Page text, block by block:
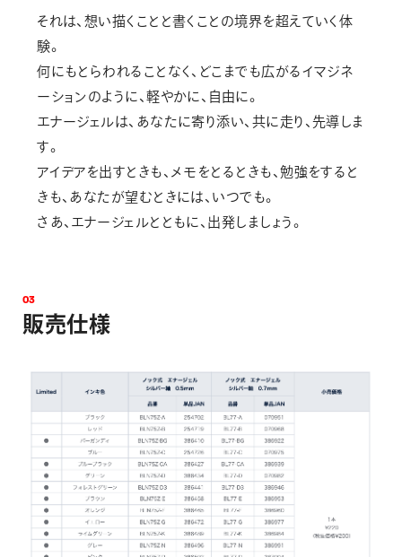
それは、想い描くことと書くことの境界を超えていく体
験。
何にもとらわれることなく、どこまでも広がるイマジネ
ーションのように、軽やかに、自由に。
エナージェルは、あなたに寄り添い、共に走り、先導しま
す。
アイデアを出すときも、メモをとるときも、勉強をすると
きも、あなたが望むときには、いつでも。
さあ、エナージェルとともに、出発しましょう。
03
販売仕様